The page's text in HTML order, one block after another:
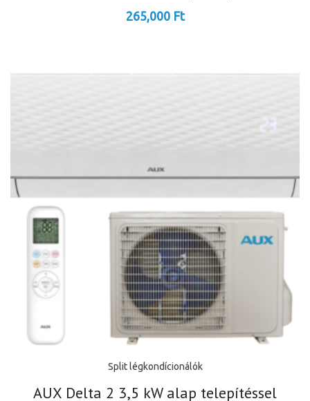
265,000 Ft
Split légkondícionálók
AUX Delta 2 3,5 kW alap telepítéssel